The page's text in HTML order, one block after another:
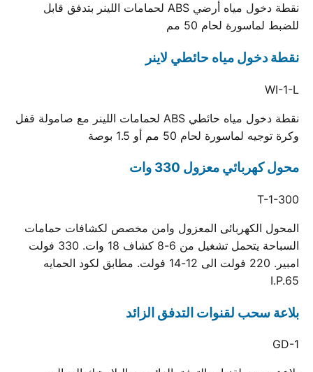
نقطة دخول مياه أرضي ABS لحمامات اللينر بتدفق قابل
للضبط لماسورة لحام 50 مم
نقطة دخول مياه حائطي لاينر
WI-1-L
نقطة دخول مياه حائطي ABS لحمامات اللينر مع صامولة قفل
وكرة توجيه لماسورة لحام 50 مم أو 1.5 بوصة
محول كهربائي معزول 330 وات
T-1-300
المحول الكهربائى المعزول وامن مخصص لكشافات حمامات
السباحة يتحمل تشغيل من 6-8 كشاف 18 وات. 330 فولت
امبير. 220 فولت الى 12-14 فولت. مطابق لكود الحمايه
I.P.65
بلاعة سحب لقنوات التدفق الزائد
GD-1